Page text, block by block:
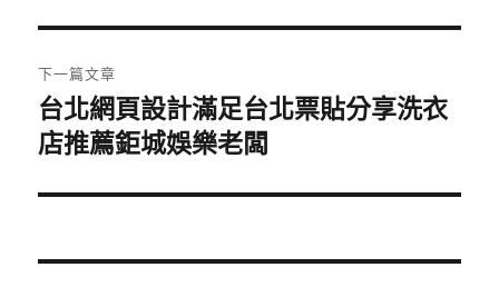
覽
文
章:
下一篇文章
下
一
文
台北網頁設計滿足台北票貼分享洗衣
店推薦鉅城娛樂老闆